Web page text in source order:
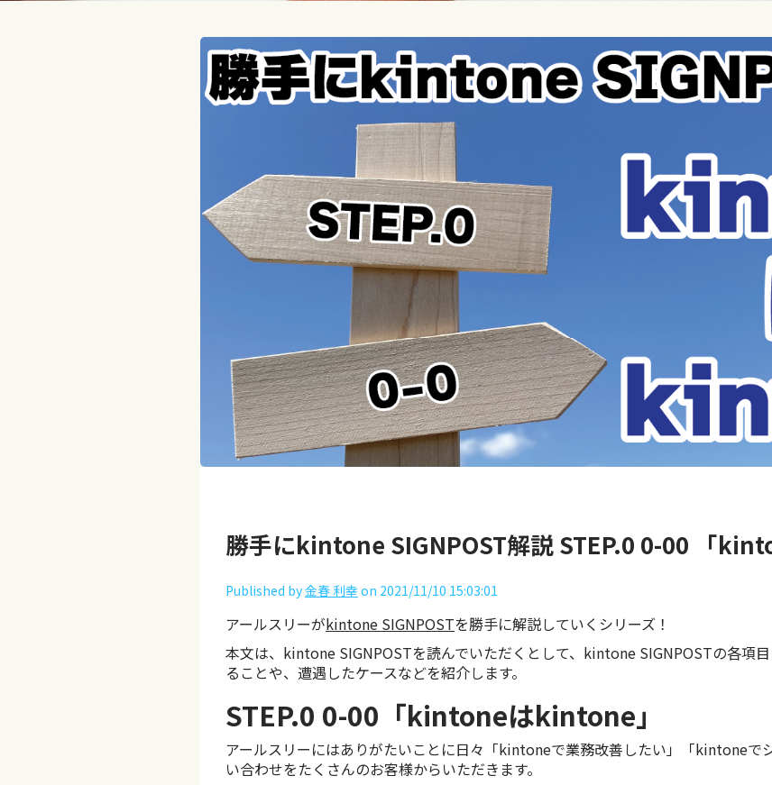
勝手にkintone SIGNPOST解説 STEP.0 0-00 「
Published by金春 利幸 on 2021/11/10 15:03:01
アールスリーがkintone SIGNPOSTを勝手に解説していくシリーズ！
本文は、kintone SIGNPOSTを読んでいただくとして、kintone SIGNPOSTの各項
ることや、遭遇したケースなどを紹介します。
STEP.0 0-00「kintoneはkintone」
アールスリーにはありがたいことに日々「kintoneで業務改善したい」「kintoneで
い合わせをたくさんのお客様からいただきます。